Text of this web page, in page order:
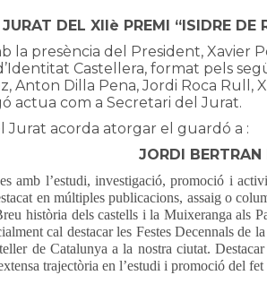
DEL XIIè PREMI “ISIDRE DE
la presència del President, Xavier
Castellera, format pels
Anton Dilla Pena, Jordi Roca Rull,
actua com a Secretari del Jurat.
Jurat acorda atorgar el guardó a :
JORDI BERTRAN
amb l’estudi, investigació, promoció i
en múltiples publicacions, assaig o
història dels castells i la Muixeranga als
cal destacar les Festes Decennals
de Catalunya a la nostra ciutat.
trajectòria en l’estudi i promoció del